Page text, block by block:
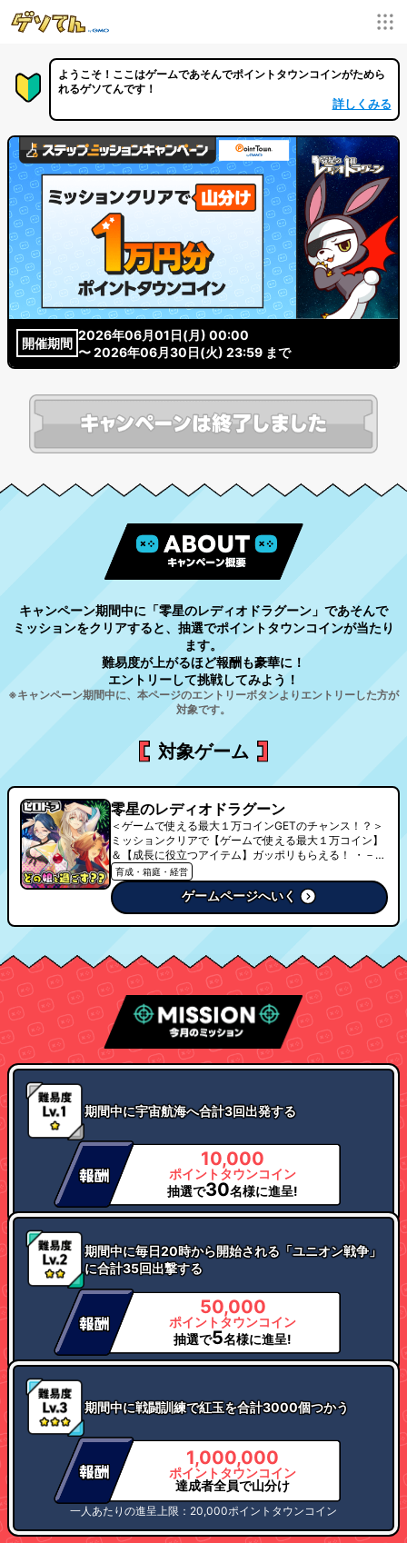
ようこそ！ここはゲームであそんでポイントタウンコインがためら
れるゲソてんです！
詳しくみる
開催期間
2026年06月01日(月) 00:00
〜 2026年06月30日(火) 23:59 まで
キャンペーン期間中に「零星のレディオドラグーン」であそんで
ミッションをクリアすると、抽選でポイントタウンコインが当たり
ます。
難易度が上がるほど報酬も豪華に！
エントリーして挑戦してみよう！
※キャンペーン期間中に、本ページのエントリーボタンよりエントリーした方が
対象です。
対象ゲーム
零星のレディオドラグーン
＜ゲームで使える最大１万コインGETのチャンス！？＞
ミッションクリアで【ゲームで使える最大１万コイン】
＆【成長に役立つアイテム】ガッポリもらえる！ ・－・
－・－・－・－・－・－・ ☆★「宇宙一のカン
パニー」の社長になろう！★☆ モンスター育
成 × コロニー建築 × ショップ経営 本格タ
ーン制デッキバトル × チーム戦争 × GPSで位置
スタンプ みんなで遊ぶ 10年遊べる 宇宙×経営×
育成・箱庭・経営
ゲームページへいく
期間中に宇宙航海へ合計3回出発する
10,000
ポイントタウンコイン
抽選で30名様に進呈!
期間中に毎日20時から開始される「ユニオン戦争」
に合計35回出撃する
50,000
ポイントタウンコイン
抽選で5名様に進呈!
期間中に戦闘訓練で紅玉を合計3000個つかう
1,000,000
ポイントタウンコイン
達成者全員で山分け
一人あたりの進呈上限：20,000ポイントタウンコイン